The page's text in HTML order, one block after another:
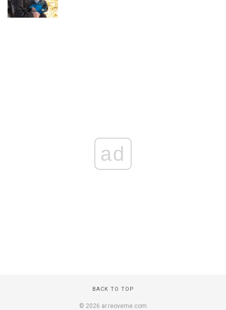
ad
BACK TO TOP
© 2026 ar.reoveme.com